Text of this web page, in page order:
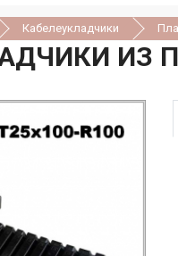
Кабелеукладчики
ИЗ